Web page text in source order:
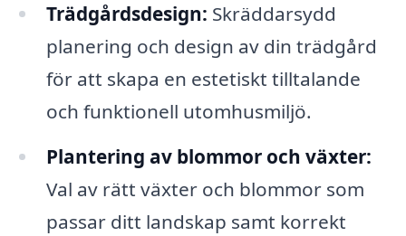
Trädgårdsdesign: Skräddarsydd
planering och design av din trädgård
för att skapa en estetiskt tilltalande
och funktionell utomhusmiljö.
Plantering av blommor och växter:
Val av rätt växter och blommor som
passar ditt landskap samt korrekt